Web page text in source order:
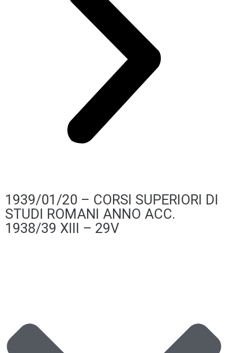
1939/01/20 – CORSI SUPERIORI DI
STUDI ROMANI ANNO ACC.
1938/39 XIII – 29V